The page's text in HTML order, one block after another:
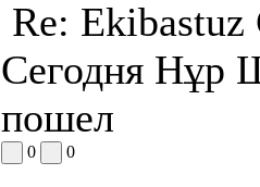
Re: Ekibastuz
Сегодня Нұр
пошел
0 0